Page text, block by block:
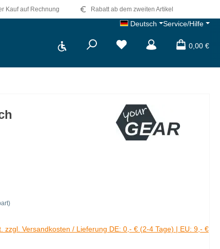
Kauf auf Rechnung Rabatt ab dem zweiten Artikel
Deutsch Service/Hilfe
Werkzeugleiste anzeigen 0,00 €
zzgl. Versandkosten / Lieferung DE: 0,- € (2-4 Tage) | EU: 9,- €